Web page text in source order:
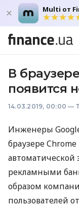
Multi от
В
появится
14.03.2019, 00:00 —
Инженеры
браузере
рекламными
образом
пользователей